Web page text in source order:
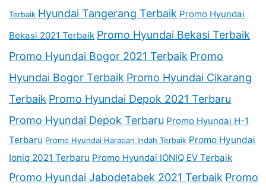
Terbaik Hyundai Tangerang Terbaik Promo Hyundai
Bekasi 2021 Terbaik Promo Hyundai Bekasi Terbaik
Promo Hyundai Bogor 2021 Terbaik Promo
Hyundai Bogor Terbaik Promo Hyundai Cikarang
Terbaik Promo Hyundai Depok 2021 Terbaru
Promo Hyundai Depok Terbaru Promo Hyundai H-1
Terbaru Promo Hyundai Harapan Indah Terbaik Promo Hyundai
Ioniq 2021 Terbaru Promo Hyundai IONIQ EV Terbaik
Promo Hyundai Jabodetabek 2021 Terbaik Promo